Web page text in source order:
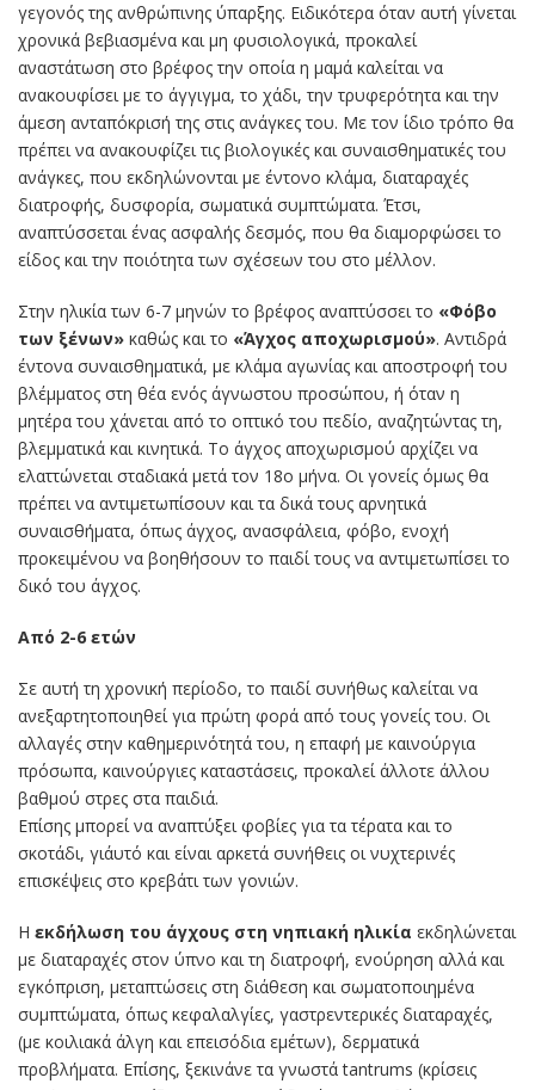
γεγονός της ανθρώπινης ύπαρξης. Ειδικότερα όταν αυτή γίνεται
χρονικά βεβιασμένα και μη φυσιολογικά, προκαλεί
αναστάτωση στο βρέφος την οποία η μαμά καλείται να
ανακουφίσει με το άγγιγμα, το χάδι, την τρυφερότητα και την
άμεση ανταπόκρισή της στις ανάγκες του. Με τον ίδιο τρόπο θα
πρέπει να ανακουφίζει τις βιολογικές και συναισθηματικές του
ανάγκες, που εκδηλώνονται με έντονο κλάμα, διαταραχές
διατροφής, δυσφορία, σωματικά συμπτώματα. Έτσι,
αναπτύσσεται ένας ασφαλής δεσμός, που θα διαμορφώσει το
είδος και την ποιότητα των σχέσεων του στο μέλλον.
Στην ηλικία των 6-7 μηνών το βρέφος αναπτύσσει το «Φόβο
των ξένων» καθώς και το «Άγχος αποχωρισμού». Αντιδρά
έντονα συναισθηματικά, με κλάμα αγωνίας και αποστροφή του
βλέμματος στη θέα ενός άγνωστου προσώπου, ή όταν η
μητέρα του χάνεται από το οπτικό του πεδίο, αναζητώντας τη,
βλεμματικά και κινητικά. Το άγχος αποχωρισμού αρχίζει να
ελαττώνεται σταδιακά μετά τον 18ο μήνα. Οι γονείς όμως θα
πρέπει να αντιμετωπίσουν και τα δικά τους αρνητικά
συναισθήματα, όπως άγχος, ανασφάλεια, φόβο, ενοχή
προκειμένου να βοηθήσουν το παιδί τους να αντιμετωπίσει το
δικό του άγχος.
Από 2-6 ετών
Σε αυτή τη χρονική περίοδο, το παιδί συνήθως καλείται να
ανεξαρτητοποιηθεί για πρώτη φορά από τους γονείς του. Οι
αλλαγές στην καθημερινότητά του, η επαφή με καινούργια
πρόσωπα, καινούργιες καταστάσεις, προκαλεί άλλοτε άλλου
βαθμού στρες στα παιδιά.
Επίσης μπορεί να αναπτύξει φοβίες για τα τέρατα και το
σκοτάδι, γι΄αυτό και είναι αρκετά συνήθεις οι νυχτερινές
επισκέψεις στο κρεβάτι των γονιών.
Η εκδήλωση του άγχους στη νηπιακή ηλικία εκδηλώνεται
με διαταραχές στον ύπνο και τη διατροφή, ενούρηση αλλά και
εγκόπριση, μεταπτώσεις στη διάθεση και σωματοποιημένα
συμπτώματα, όπως κεφαλαλγίες, γαστρεντερικές διαταραχές,
(με κοιλιακά άλγη και επεισόδια εμέτων), δερματικά
προβλήματα. Επίσης, ξεκινάνε τα γνωστά tantrums (κρίσεις